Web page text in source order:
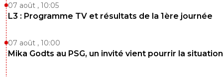
07 août , 10:05
L3 : Programme TV et résultats de la 1ère journée
07 août , 10:00
Mika Godts au PSG, un invité vient pourrir la situation